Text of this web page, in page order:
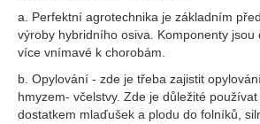
a. Perfektní agrotechnika je základním
výroby hybridního osiva. Komponenty jsou
více vnímavé k chorobám.
b. Opylování - zde je třeba zajistit
hmyzem- včelstvy. Zde je důležité
dostatkem mlaďušek a plodu do folníků,